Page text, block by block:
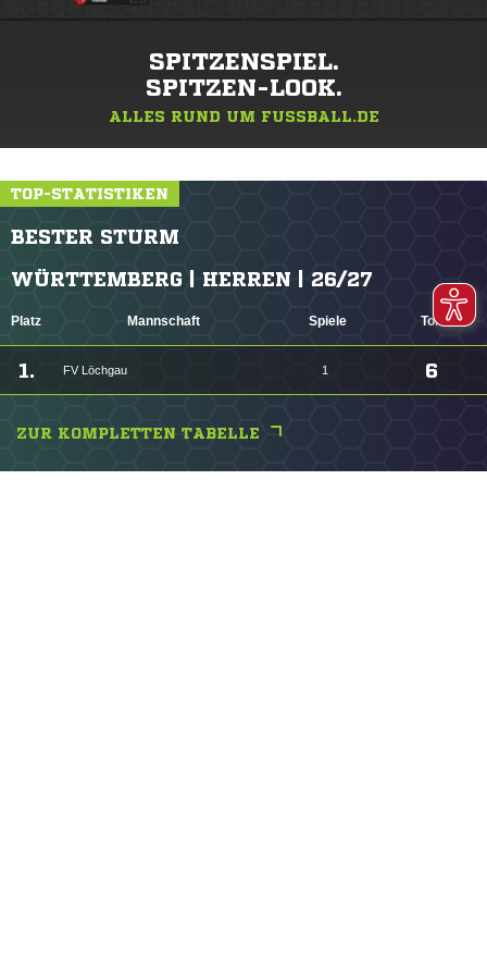
SPITZENSPIEL.
SPITZEN-LOOK.
ALLES RUND UM FUSSBALL.DE
TOP-STATISTIKEN
BESTER STURM
WÜRTTEMBERG | HERREN | 26/27
Platz Mannschaft Spiele Tore
1. FV Löchgau 1 6
ZUR KOMPLETTEN TABELLE